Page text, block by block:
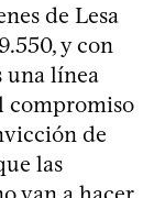
de Lesa
y con
una línea
compromiso
de
las